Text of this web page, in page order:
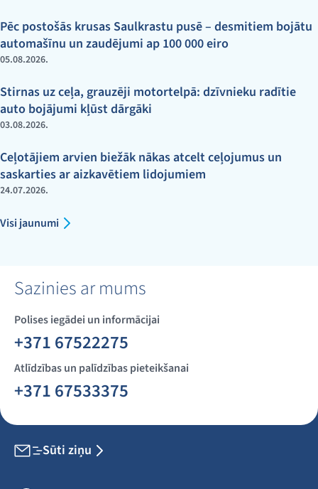
Pēc postošās krusas Saulkrastu pusē – desmitiem bojātu
automašīnu un zaudējumi ap 100 000 eiro
05.08.2026.
Stirnas uz ceļa, grauzēji motortelpā: dzīvnieku radītie
auto bojājumi kļūst dārgāki
03.08.2026.
Ceļotājiem arvien biežāk nākas atcelt ceļojumus un
saskarties ar aizkavētiem lidojumiem
24.07.2026.
Visi jaunumi
Sazinies ar mums
Polises iegādei un informācijai
+371 67522275
Atlīdzības un palīdzības pieteikšanai
+371 67533375
Sūti ziņu